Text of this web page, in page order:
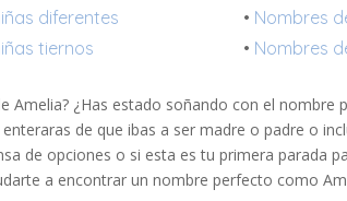
diferentes • Nombres
tiernos • Nombres
Amelia? ¿Has estado soñando con el
de que ibas a ser madre o padre o
de opciones o si esta es tu primera parada
a encontrar un nombre perfecto como